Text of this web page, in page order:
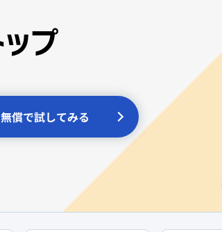
リモートデスクトップ
お得な料金体系でシンプル機能リモートデスクトップ
Splashtop for CACHATTO
セキュリティも便利機能も充実リモートデスクトップ
セキュアブラウザ
軽微な業務に最適なPC向けセキュアブラウザ
無償で試してみる